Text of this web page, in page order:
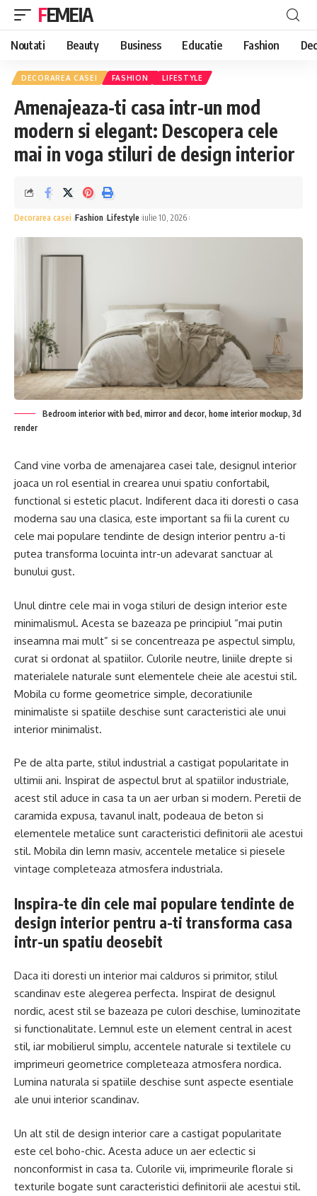
FEMEIA
Noutati Beauty Business Educatie Fashion
DECORAREA CASEI FASHION LIFESTYLE
Amenajeaza-ti casa intr-un mod
modern si elegant: Descopera cele
mai in voga stiluri de design interior
Decorarea casei Fashion Lifestyle iulie 10, 2026
Bedroom interior with bed, mirror and decor, home interior mockup, 3d
render
Cand vine vorba de amenajarea casei tale, designul interior
joaca un rol esential in crearea unui spatiu confortabil,
functional si estetic placut. Indiferent daca iti doresti o casa
moderna sau una clasica, este important sa fii la curent cu
cele mai populare tendinte de design interior pentru a-ti
putea transforma locuinta intr-un adevarat sanctuar al
bunului gust.
Unul dintre cele mai in voga stiluri de design interior este
minimalismul. Acesta se bazeaza pe principiul “mai putin
inseamna mai mult” si se concentreaza pe aspectul simplu,
curat si ordonat al spatiilor. Culorile neutre, liniile drepte si
materialele naturale sunt elementele cheie ale acestui stil.
Mobila cu forme geometrice simple, decoratiunile
minimaliste si spatiile deschise sunt caracteristici ale unui
interior minimalist.
Pe de alta parte, stilul industrial a castigat popularitate in
ultimii ani. Inspirat de aspectul brut al spatiilor industriale,
acest stil aduce in casa ta un aer urban si modern. Peretii de
caramida expusa, tavanul inalt, podeaua de beton si
elementele metalice sunt caracteristici definitorii ale acestui
stil. Mobila din lemn masiv, accentele metalice si piesele
vintage completeaza atmosfera industriala.
Inspira-te din cele mai populare tendinte de
design interior pentru a-ti transforma casa
intr-un spatiu deosebit
Daca iti doresti un interior mai calduros si primitor, stilul
scandinav este alegerea perfecta. Inspirat de designul
nordic, acest stil se bazeaza pe culori deschise, luminozitate
si functionalitate. Lemnul este un element central in acest
stil, iar mobilierul simplu, accentele naturale si textilele cu
imprimeuri geometrice completeaza atmosfera nordica.
Lumina naturala si spatiile deschise sunt aspecte esentiale
ale unui interior scandinav.
Un alt stil de design interior care a castigat popularitate
este cel boho-chic. Acesta aduce un aer eclectic si
nonconformist in casa ta. Culorile vii, imprimeurile florale si
texturile bogate sunt caracteristici definitorii ale acestui stil.